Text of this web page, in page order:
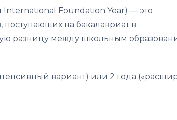
International Foundation Year) — это
поступающих на бакалавриат в
разницу между школьным
вариант) или 2 года